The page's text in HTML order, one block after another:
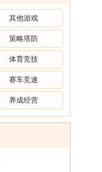
其他游戏
策略塔防
体育竞技
赛车竞速
养成经营